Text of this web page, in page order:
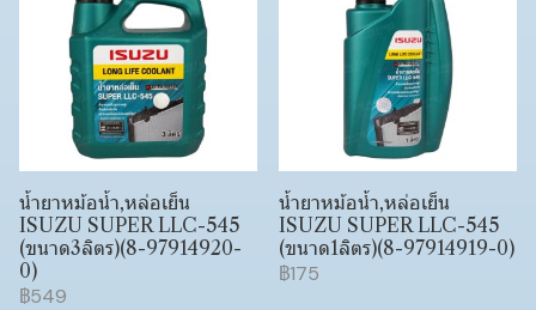
น้ำยาหม้อน้ำ,หล่อเย็น
ISUZU SUPER LLC-545
(ขนาด3ลิตร)(8-97914920-
0)
฿549
น้ำยาหม้อน้ำ,หล่อเย็น
ISUZU SUPER LLC-545
(ขนาด1ลิตร)(8-97914919-0)
฿175